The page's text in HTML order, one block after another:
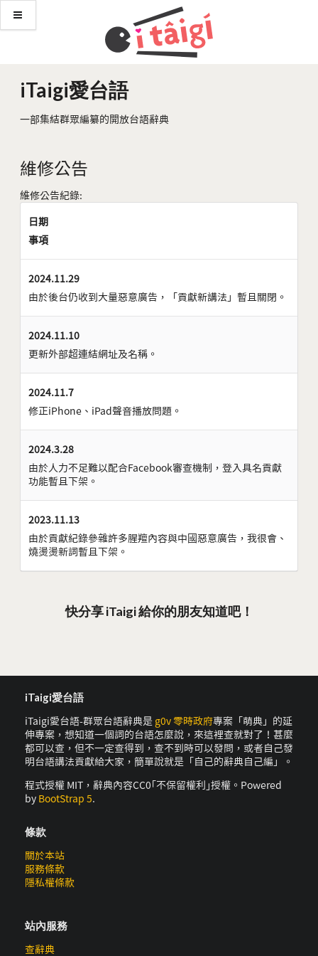
iTaigi愛台語
一部集結群眾編纂的開放台語辭典
維修公告
維修公告紀錄:
日期
事項
2024.11.29
由於後台仍收到大量惡意廣告，「貢獻新講法」暫且關閉。
2024.11.10
更新外部超連結網址及名稱。
2024.11.7
修正iPhone、iPad聲音播放問題。
2024.3.28
由於人力不足難以配合Facebook審查機制，登入具名貢獻
功能暫且下架。
2023.11.13
由於貢獻紀錄參雜許多腥羶內容與中國惡意廣告，我很會、
燒燙燙新詞暫且下架。
快分享 iTaigi 給你的朋友知道吧！
iTaigi愛台語
iTaigi愛台語-群眾台語辭典是 g0v 零時政府專案「萌典」的延
伸專案，想知道一個詞的台語怎麼說，來這裡查就對了！甚麼
都可以查，但不一定查得到，查不到時可以發問，或者自己發
明台語講法貢獻給大家，簡單說就是「自己的辭典自己編」。
程式授權 MIT，辭典內容CC0｢不保留權利｣授權。Powered
by BootStrap 5.
條款
關於本站
服務條款
隱私權條款
站內服務
查辭典